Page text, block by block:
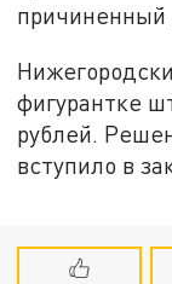
причиненный
фигурантке
рублей.
вступило в